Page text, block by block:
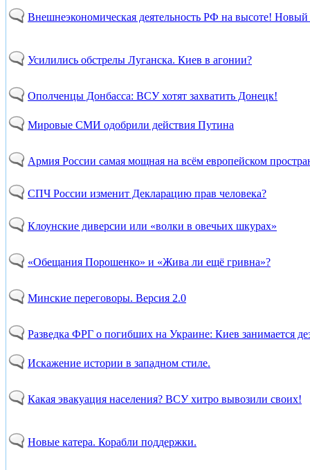
Внешнеэкономическая деятельность РФ на высоте! Новый
Усилились обстрелы Луганска. Киев в агонии?
Ополченцы Донбасса: ВСУ хотят захватить Донецк!
Мировые СМИ одобрили действия Путина
Армия России самая мощная на всём европейском
СПЧ России изменит Декларацию прав человека?
Клоунские диверсии или «волки в овечьих шкурах»
«Обещания Порошенко» и «Жива ли ещё гривна»?
Минские переговоры. Версия 2.0
Разведка ФРГ о погибших на Украине: Киев занимается
Искажение истории в западном стиле.
Какая эвакуация населения? ВСУ хитро вывозили своих!
Новые катера. Корабли поддержки.